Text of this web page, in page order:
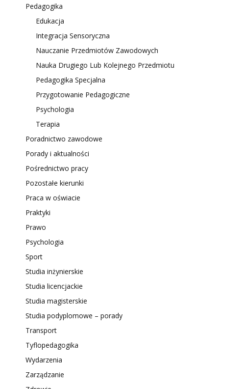
Pedagogika
Edukacja
Integracja Sensoryczna
Nauczanie Przedmiotów Zawodowych
Nauka Drugiego Lub Kolejnego Przedmiotu
Pedagogika Specjalna
Przygotowanie Pedagogiczne
Psychologia
Terapia
Poradnictwo zawodowe
Porady i aktualności
Pośrednictwo pracy
Pozostałe kierunki
Praca w oświacie
Praktyki
Prawo
Psychologia
Sport
Studia inżynierskie
Studia licencjackie
Studia magisterskie
Studia podyplomowe – porady
Transport
Tyflopedagogika
Wydarzenia
Zarządzanie